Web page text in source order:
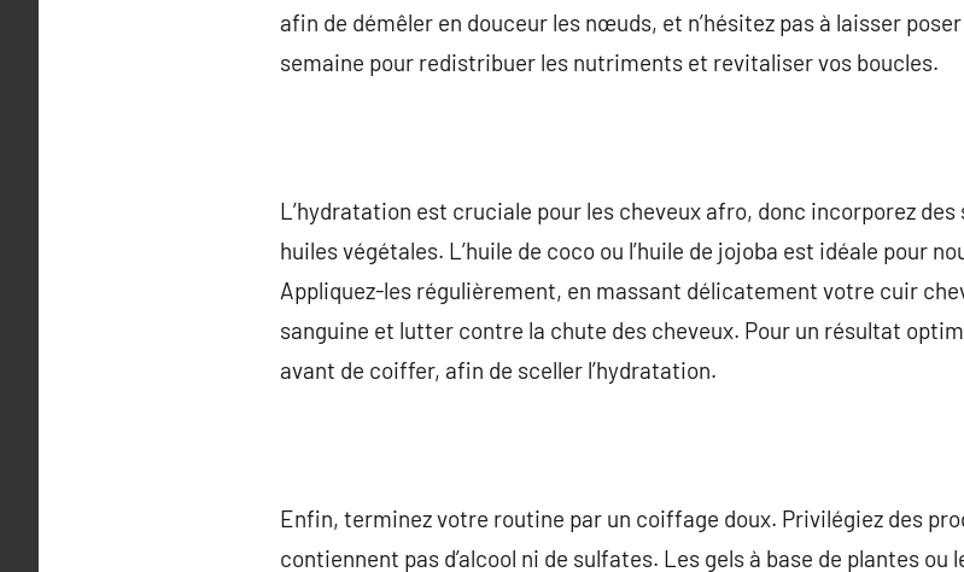
afin de démêler en douceur les nœuds, et n’hésitez pas à laisser
semaine pour redistribuer les nutriments et revitaliser vos boucles.
L’hydratation est cruciale pour les cheveux afro, donc incorporez
huiles végétales. L’huile de coco ou l’huile de jojoba est idéale pour
Appliquez-les régulièrement, en massant délicatement votre cuir
sanguine et lutter contre la chute des cheveux. Pour un résultat
avant de coiffer, afin de sceller l’hydratation.
Enfin, terminez votre routine par un coiffage doux. Privilégiez des
contiennent pas d’alcool ni de sulfates. Les gels à base de plantes